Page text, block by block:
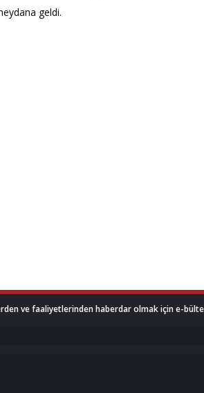
geldi.
ve faaliyetlerinden haberdar olmak için e-